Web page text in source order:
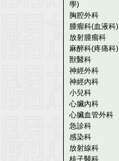
學)
胸腔外科
腫瘤科(血液科)
放射腫瘤科
麻醉科(疼痛科)
獸醫科
神經外科
神經內科
小兒科
心臟內科
心臟血管外科
急診科
感染科
放射線科
核子醫科